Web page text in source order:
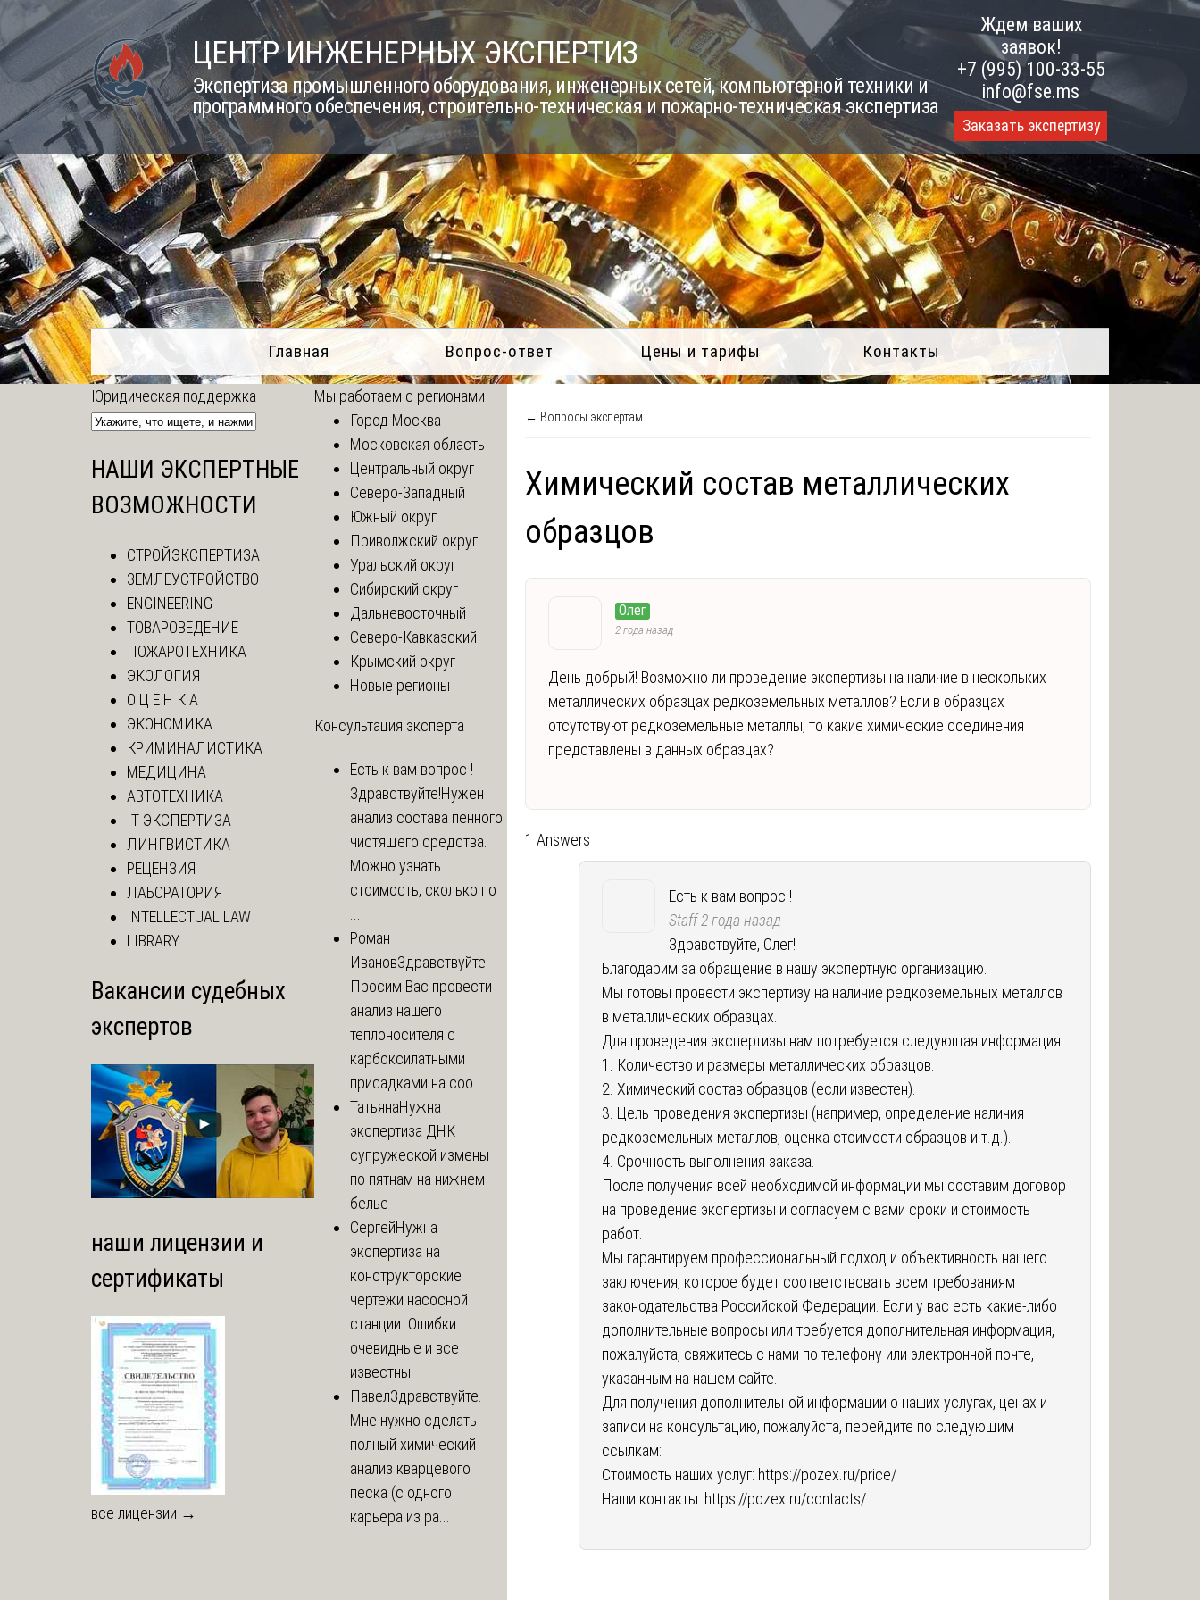
Skip
to
content
ЦЕНТР ИНЖЕНЕРНЫХ ЭКСПЕРТИЗ
Экспертиза промышленного оборудования, инженерных сетей, компьютерной техники и
программного обеспечения, строительно-техническая и пожарно-техническая экспертиза
Ждем ваших
заявок!
+7 (995) 100-33-55
info@fse.ms
Заказать экспертизу
Главная Вопрос-ответ Цены и тарифы Контакты
← Вопросы экспертам
Химический состав металлических
образцов
Олег
2 года назад
День добрый! Возможно ли проведение экспертизы на наличие в нескольких
металлических образцах редкоземельных металлов? Если в образцах
отсутствуют редкоземельные металлы, то какие химические соединения
представлены в данных образцах?
1 Answers
Есть к вам вопрос !
Staff2 года назад
Здравствуйте, Олег!
Благодарим за обращение в нашу экспертную организацию.
Мы готовы провести экспертизу на наличие редкоземельных металлов
в металлических образцах.
Для проведения экспертизы нам потребуется следующая информация:
1. Количество и размеры металлических образцов.
2. Химический состав образцов (если известен).
3. Цель проведения экспертизы (например, определение наличия
редкоземельных металлов, оценка стоимости образцов и т.д.).
4. Срочность выполнения заказа.
После получения всей необходимой информации мы составим договор
на проведение экспертизы и согласуем с вами сроки и стоимость
работ.
Мы гарантируем профессиональный подход и объективность нашего
заключения, которое будет соответствовать всем требованиям
законодательства Российской Федерации. Если у вас есть какие-либо
дополнительные вопросы или требуется дополнительная информация,
пожалуйста, свяжитесь с нами по телефону или электронной почте,
указанным на нашем сайте.
Для получения дополнительной информации о наших услугах, ценах и
записи на консультацию, пожалуйста, перейдите по следующим
ссылкам:
Стоимость наших услуг: https://pozex.ru/price/
Наши контакты: https://pozex.ru/contacts/
Юридическая поддержка
НАШИ ЭКСПЕРТНЫЕ
ВОЗМОЖНОСТИ
СТРОЙЭКСПЕРТИЗА
ЗЕМЛЕУСТРОЙСТВО
ENGINEERING
ТОВАРОВЕДЕНИЕ
ПОЖАРОТЕХНИКА
ЭКОЛОГИЯ
О Ц Е Н К А
ЭКОНОМИКА
КРИМИНАЛИСТИКА
МЕДИЦИНА
АВТОТЕХНИКА
IT ЭКСПЕРТИЗА
ЛИНГВИСТИКА
РЕЦЕНЗИЯ
ЛАБОРАТОРИЯ
INTELLECTUAL LAW
LIBRARY
Вакансии судебных
экспертов
наши лицензии и
сертификаты
все лицензии →
Мы работаем с регионами
Город Москва
Московская область
Центральный округ
Северо-Западный
Южный округ
Приволжский округ
Уральский округ
Сибирский округ
Дальневосточный
Северо-Кавказский
Крымский округ
Новые регионы
Консультация эксперта
Есть к вам вопрос !
Здравствуйте!Нужен
анализ состава пенного
чистящего средства.
Можно узнать
стоимость, сколько по
Роман
ИвановЗдравствуйте.
Просим Вас провести
анализ нашего
теплоносителя с
карбоксилатными
присадками на соо...
ТатьянаНужна
экспертиза ДНК
супружеской измены
по пятнам на нижнем
белье
СергейНужна
экспертиза на
конструкторские
чертежи насосной
станции. Ошибки
очевидные и все
известны.
ПавелЗдравствуйте.
Мне нужно сделать
полный химический
анализ кварцевого
песка (с одного
карьера из ра...